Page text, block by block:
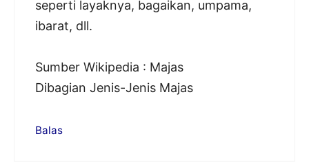
seperti layaknya, bagaikan, umpama,
ibarat, dll.
Sumber Wikipedia : Majas
Dibagian Jenis-Jenis Majas
Balas